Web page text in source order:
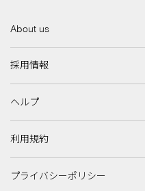
About us
採用情報
ヘルプ
利用規約
プライバシーポリシー